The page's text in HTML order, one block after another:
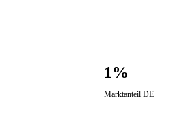
1%
Marktanteil DE